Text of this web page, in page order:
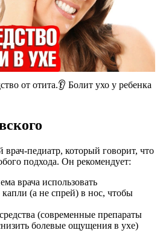
от отита.👂 Болит ухо у ребенка
педиатр, который говорит, что
подхода. Он рекомендует:
врача использовать
(а не спрей) в нос, чтобы
(современные препараты
болевые ощущения в ухе)